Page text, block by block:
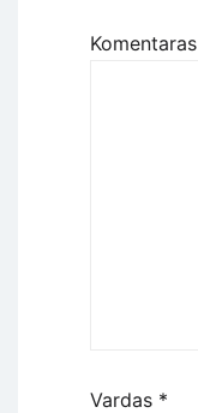
Komentaras
Vardas *